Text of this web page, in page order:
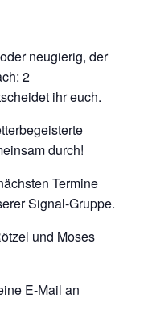
neugierig, der
2
ihr euch.
durch!
Termine
Signal-Gruppe.
und Moses
E-Mail an